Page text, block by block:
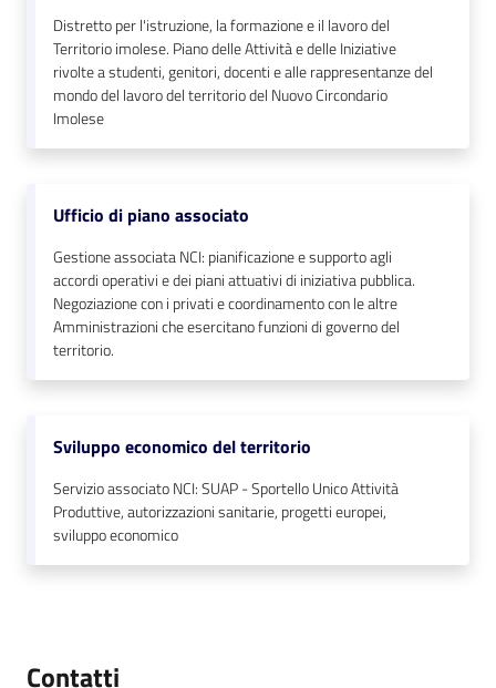
Distretto per l'istruzione, la formazione e il lavoro del
Territorio imolese. Piano delle Attività e delle Iniziative
rivolte a studenti, genitori, docenti e alle rappresentanze del
mondo del lavoro del territorio del Nuovo Circondario
Imolese
Ufficio di piano associato
Gestione associata NCI: pianificazione e supporto agli
accordi operativi e dei piani attuativi di iniziativa pubblica.
Negoziazione con i privati e coordinamento con le altre
Amministrazioni che esercitano funzioni di governo del
territorio.
Sviluppo economico del territorio
Servizio associato NCI: SUAP - Sportello Unico Attività
Produttive, autorizzazioni sanitarie, progetti europei,
sviluppo economico
Contatti